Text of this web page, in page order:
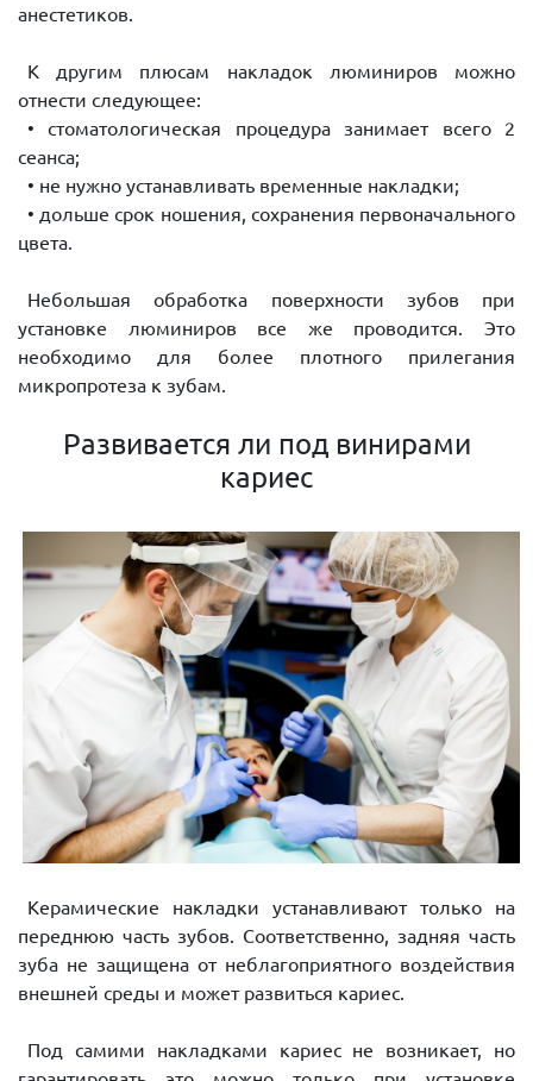
анестетиков.
К другим плюсам накладок люминиров можно
отнести следующее:
• стоматологическая процедура занимает всего 2
сеанса;
• не нужно устанавливать временные накладки;
• дольше срок ношения, сохранения первоначального
цвета.
Небольшая обработка поверхности зубов при
установке люминиров все же проводится. Это
необходимо для более плотного прилегания
микропротеза к зубам.
Развивается ли под винирами
кариес
Керамические накладки устанавливают только на
переднюю часть зубов. Соответственно, задняя часть
зуба не защищена от неблагоприятного воздействия
внешней среды и может развиться кариес.
Под самими накладками кариес не возникает, но